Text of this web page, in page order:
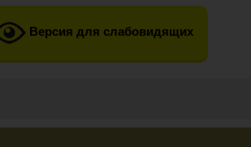
Версия для слабовидящих